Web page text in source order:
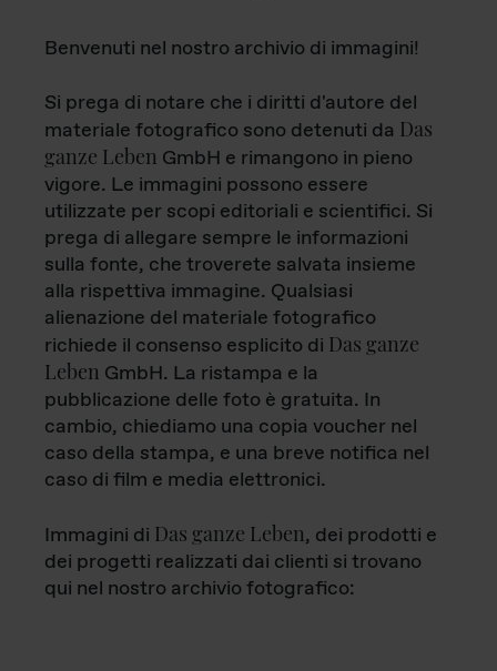
Benvenuti nel nostro archivio di immagini!
Si prega di notare che i diritti d'autore del
materiale fotografico sono detenuti da Das
ganze Leben GmbH e rimangono in pieno
vigore. Le immagini possono essere
utilizzate per scopi editoriali e scientifici. Si
prega di allegare sempre le informazioni
sulla fonte, che troverete salvata insieme
alla rispettiva immagine. Qualsiasi
alienazione del materiale fotografico
richiede il consenso esplicito di Das ganze
Leben GmbH. La ristampa e la
pubblicazione delle foto è gratuita. In
cambio, chiediamo una copia voucher nel
caso della stampa, e una breve notifica nel
caso di film e media elettronici.
Immagini di Das ganze Leben, dei prodotti e
dei progetti realizzati dai clienti si trovano
qui nel nostro archivio fotografico: